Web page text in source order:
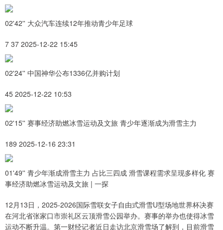
02'42'' 大众汽车连续12年推动青少年足球
7 37 2025-12-22 15:45
02'24'' 中国神华公布1336亿并购计划
45 2025-12-22 10:53
02'15'' 赛事经济助燃冰雪运动及文旅 青少年逐渐成为滑雪主力
189 2025-12-16 23:31
01'49'' 青少年渐成滑雪主力 占比三四成 滑雪课程需求呈现多样化 赛
事经济助燃冰雪运动及文旅 | 一探
12月13日，2025-2026国际雪联女子自由式滑雪U型场地世界杯决赛
在河北省张家口市崇礼区云顶滑雪公园举办。赛事的举办也使得冰雪
运动不断升温。第一财经记者近日走访北京滑雪场了解到，目前滑雪